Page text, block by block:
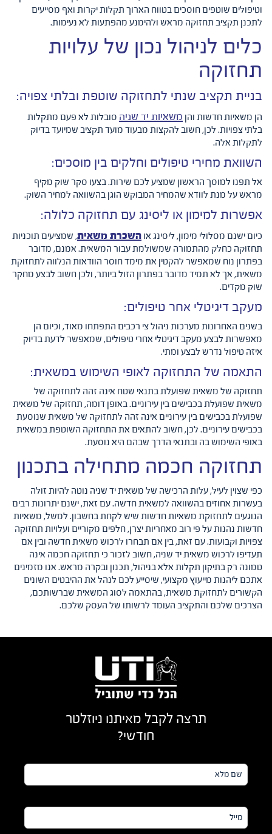
וטיפולים שוטפים חוסכים בטווח הארוך תקלות יקרות ואף מסייעים
לתכנן תקציב תחזוקה מראש ולהימנע מהפתעות לא נעימות.
כלים לניהול נכון של עלויות
תחזוקה
בניית תקציב שנתי לתחזוקה שוטפת ובלתי צפויה:
הן משאיות חדשות והן משאיות יד שניה סובלות לא פעם מתקלות
בלתי צפויות. לכן, חשוב להקצות מבעוד מועד תקציב שמיועד בדיוק
לתקלות אלה.
השוואת מחירי טיפולים וחלקים בין מוסכים:
אל תפנו למוסך הראשון שמציע לכם שירות. בצעו סקר שוק מקיף
מראש על מנת לוודא שהמחיר המבוקש הוגן בהשוואה למחיר השוק.
אפשרות למימון או ליסינג עם תחזוקה כלולה:
כיום ישנם מסלולי מימון, ליסינג או השכרת משאית, שמציעים תוכניות
תחזוקה כחלק מהתמורה שמשולמת עבור המשאית. אמנם, מדובר
בפתרון נוח שמאפשר להקטין את מימד חוסר הוודאות הנלווה לתחזוקת
משאית, אך לא תמיד מדובר בפתרון הזול ביותר, ולכן חשוב לבצע מחקר
שוק מקדים.
מעקב דיגיטלי אחר טיפולים:
בשנים האחרונות מערכות ניהול צי רכבים התפתחו מאוד, וכיום הן
מאפשרות לבצע מעקב דיגיטלי אחרי טיפולים, שמאפשר לדעת בדיוק
איזה טיפול נדרש לבצע ומתי.
התאמה של התחזוקה לאופי השימוש במשאית:
תחזוקה של משאית שפועלת בתנאי שטח אינה זהה לתחזוקה של
משאית שפועלת בכבישים בין עירוניים. באופן דומה, תחזוקה של משאית
שפועלת בכבישים בין עירוניים אינה זהה לתחזוקה של משאית שנוסעת
בכבישים עירוניים. לכן, חשוב להתאים את התחזוקה השוטפת במשאית
באופי השימוש בה ובתנאי הדרך שבהם היא נוסעת.
תחזוקה חכמה מתחילה בתכנון
כפי שצוין לעיל, עלות הרכישה של משאית יד שניה נוטה להיות זולה
בעשרות אחוזים בהשוואה למשאית חדשה. עם זאת, ישנם יתרונות רבים
הנוגעים לתחזוקת משאיות חדשות שיש לקחת בחשבון. למשל, משאיות
חדשות נהנות על פי רוב מאחריות יצרן, חלפים מקוריים ועלויות תחזוקה
צפויות וקבועות. עם זאת, בין אם תבחרו לרכוש משאית חדשה ובין אם
תעדיפו לרכוש משאית יד שניה, חשוב לזכור כי תחזוקה חכמה אינה
טמונה רק בתיקון תקלות אלא בניהול, תכנון ובקרה מראש. אנו מזמינים
אתכם ליהנות מייעוץ מקצועי, שיסייע לכם לנהל את ההיבטים השונים
הקשורים לתחזוקת משאית, בהתאמה לסוג המשאית שברשותכם,
הצרכים שלכם והתקציב העומד לרשותו של העסק שלכם.
תרצה לקבל מאיתנו ניוזלטר
חודשי?
שם
מלא*
מייל*